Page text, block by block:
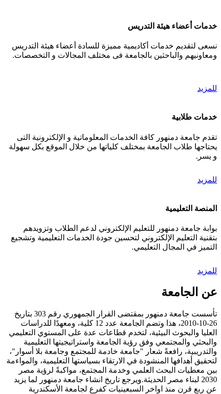
خدمات أعضاء هيئة التدريس
نسعى لتقديم خدمات أكاديمية مميزة للسادة أعضاء هيئة التدريس
ومعاونيهم والباحثين بالجامعة فى مختلف المجالات و التخصصات.
للمزيد
خدمات طلابية
تقدم جامعة دمنهور كافة الخدمات المعلوماتية و الإلكترونية التى
يحتاجها طلاب الجامعة بمختلف كلياتها من خلال الموقع بكل سهولة
و يسر.
للمزيد
المنصة التعليمية
بوابة جامعة دمنهور للتعليم الإلكتروني لدعم الطلاب وتزويدهم
بتقنية التعليم الإلكتروني لتحسين جودة الخدمات التعليمية وتشجيع
التميز في المجال التعليمي.
للمزيد
عن الجامعة
تأسست جامعة دمنهور بمقتضى القرار الجمهوري رقم 303 بتاريخ
26-10-2010، هذا وتضم الجامعة عدد 12 كلية، ومعهدًا للدراسات
العليا والبحوث البيئية، لتخدم قطاعات عدة على المستوي التعليمي
والبحثي والمجتمعي وفق رؤية الجامعة واستراتيجيتها التعليمية
والتدريبية، رافعةً شعار "جامعة خادمة للمجتمع وجامعة بلا أسوار"،
لتحقيق أهدافها المنشودة في الارتقاء بسياستها التعليمية، والمواءمة
بين معطيات البحث العلمي وخدمة المجتمع، مواكبةً لرؤية مصر
2030 لبناء مصر الحديثة.ويرجع تاريخ انشاء جامعة دمنهور لما يزيد
عن ربع قرن منذ اواخر السبعينيات كفرع لجامعة الأسكندرية